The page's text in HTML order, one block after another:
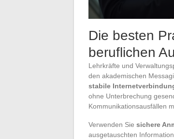
Die besten
beruflichen
Lehrkräfte und
den akademischen
stabile
ohne Unterbrechung
Kommunikationsausfällen
Verwenden Sie sichere
ausgetauschten